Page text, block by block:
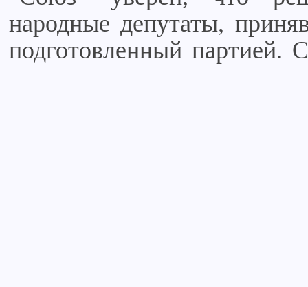
народные депутаты,
подготовленный партией.